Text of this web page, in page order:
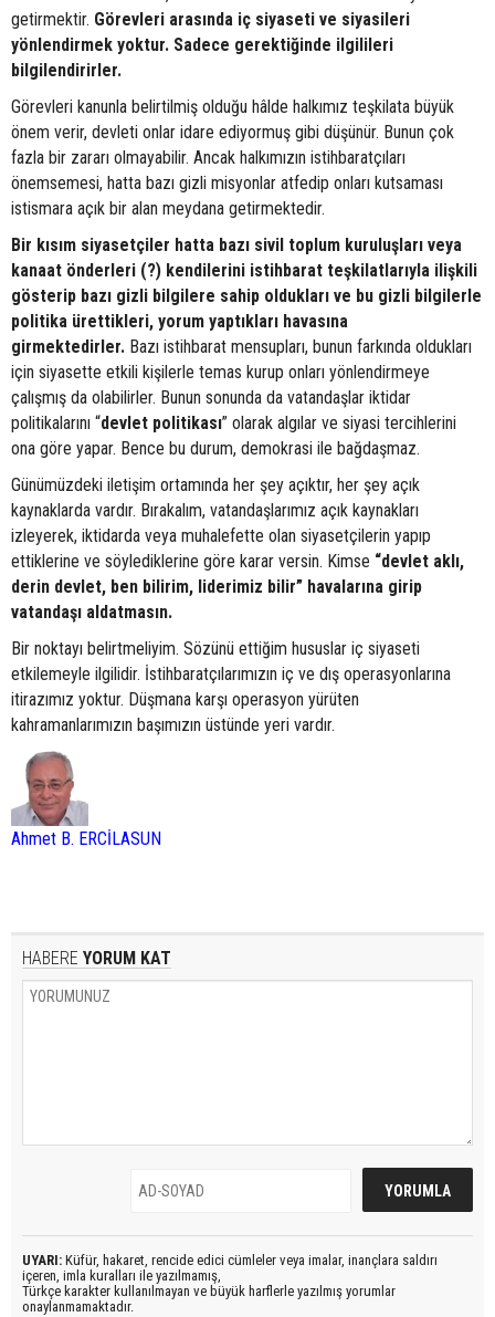
getirmektir. Görevleri arasında iç siyaseti ve siyasileri
yönlendirmek yoktur. Sadece gerektiğinde ilgilileri
bilgilendirirler.
Görevleri kanunla belirtilmiş olduğu hâlde halkımız teşkilata büyük
önem verir, devleti onlar idare ediyormuş gibi düşünür. Bunun çok
fazla bir zararı olmayabilir. Ancak halkımızın istihbaratçıları
önemsemesi, hatta bazı gizli misyonlar atfedip onları kutsaması
istismara açık bir alan meydana getirmektedir.
Bir kısım siyasetçiler hatta bazı sivil toplum kuruluşları veya
kanaat önderleri (?) kendilerini istihbarat teşkilatlarıyla ilişkili
gösterip bazı gizli bilgilere sahip oldukları ve bu gizli bilgilerle
politika ürettikleri, yorum yaptıkları havasına
girmektedirler. Bazı istihbarat mensupları, bunun farkında oldukları
için siyasette etkili kişilerle temas kurup onları yönlendirmeye
çalışmış da olabilirler. Bunun sonunda da vatandaşlar iktidar
politikalarını “devlet politikası” olarak algılar ve siyasi tercihlerini
ona göre yapar. Bence bu durum, demokrasi ile bağdaşmaz.
Günümüzdeki iletişim ortamında her şey açıktır, her şey açık
kaynaklarda vardır. Bırakalım, vatandaşlarımız açık kaynakları
izleyerek, iktidarda veya muhalefette olan siyasetçilerin yapıp
ettiklerine ve söylediklerine göre karar versin. Kimse “devlet aklı,
derin devlet, ben bilirim, liderimiz bilir” havalarına girip
vatandaşı aldatmasın.
Bir noktayı belirtmeliyim. Sözünü ettiğim hususlar iç siyaseti
etkilemeyle ilgilidir. İstihbaratçılarımızın iç ve dış operasyonlarına
itirazımız yoktur. Düşmana karşı operasyon yürüten
kahramanlarımızın başımızın üstünde yeri vardır.
Ahmet B. ERCİLASUN
HABERE YORUM KAT
UYARI: Küfür, hakaret, rencide edici cümleler veya imalar, inançlara saldırı
içeren, imla kuralları ile yazılmamış,
Türkçe karakter kullanılmayan ve büyük harflerle yazılmış yorumlar
onaylanmamaktadır.